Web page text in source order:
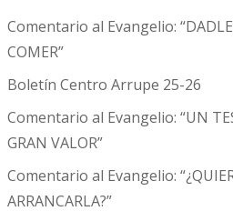
Comentario al Evangelio:
COMER”
Boletín Centro Arrupe 25-26
Comentario al Evangelio: “UN
GRAN VALOR”
Comentario al Evangelio:
ARRANCARLA?”